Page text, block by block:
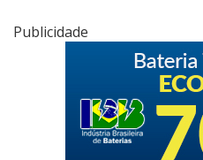
Publicidade